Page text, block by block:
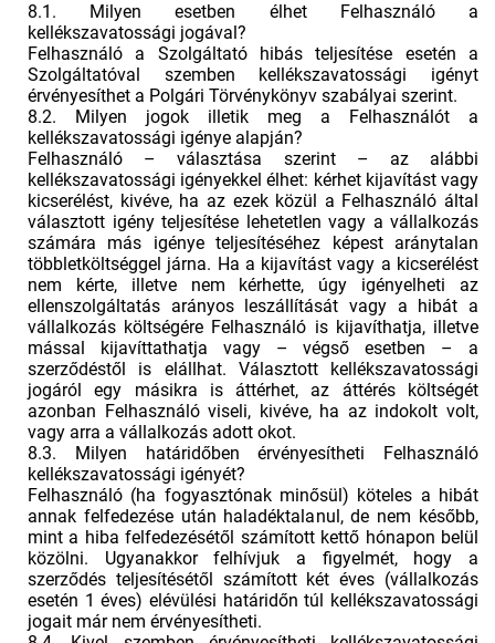
8.1. Milyen esetben élhet Felhasználó a
kellékszavatossági jogával?
Felhasználó a Szolgáltató hibás teljesítése esetén a
Szolgáltatóval szemben kellékszavatossági igényt
érvényesíthet a Polgári Törvénykönyv szabályai szerint.
8.2. Milyen jogok illetik meg a Felhasználót a
kellékszavatossági igénye alapján?
Felhasználó – választása szerint – az alábbi
kellékszavatossági igényekkel élhet: kérhet kijavítást vagy
kicserélést, kivéve, ha az ezek közül a Felhasználó által
választott igény teljesítése lehetetlen vagy a vállalkozás
számára más igénye teljesítéséhez képest aránytalan
többletköltséggel járna. Ha a kijavítást vagy a kicserélést
nem kérte, illetve nem kérhette, úgy igényelheti az
ellenszolgáltatás arányos leszállítását vagy a hibát a
vállalkozás költségére Felhasználó is kijavíthatja, illetve
mással kijavíttathatja vagy – végső esetben – a
szerződéstől is elállhat. Választott kellékszavatossági
jogáról egy másikra is áttérhet, az áttérés költségét
azonban Felhasználó viseli, kivéve, ha az indokolt volt,
vagy arra a vállalkozás adott okot.
8.3. Milyen határidőben érvényesítheti Felhasználó
kellékszavatossági igényét?
Felhasználó (ha fogyasztónak minősül) köteles a hibát
annak felfedezése után haladéktalanul, de nem később,
mint a hiba felfedezésétől számított kettő hónapon belül
közölni. Ugyanakkor felhívjuk a figyelmét, hogy a
szerződés teljesítésétől számított két éves (vállalkozás
esetén 1 éves) elévülési határidőn túl kellékszavatossági
jogait már nem érvényesítheti.